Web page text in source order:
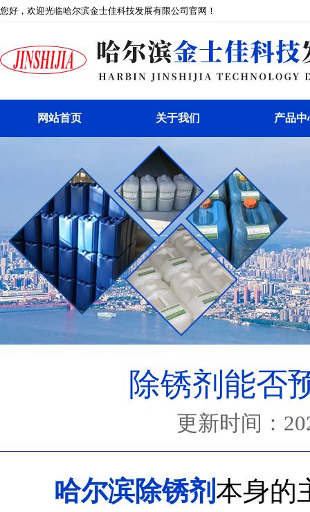
您好，欢迎光临哈尔滨金士佳科技发展有限公司官网！
网站首页 关于我们 产品中
除锈剂能否
更新时间：
哈尔滨除锈剂本身的